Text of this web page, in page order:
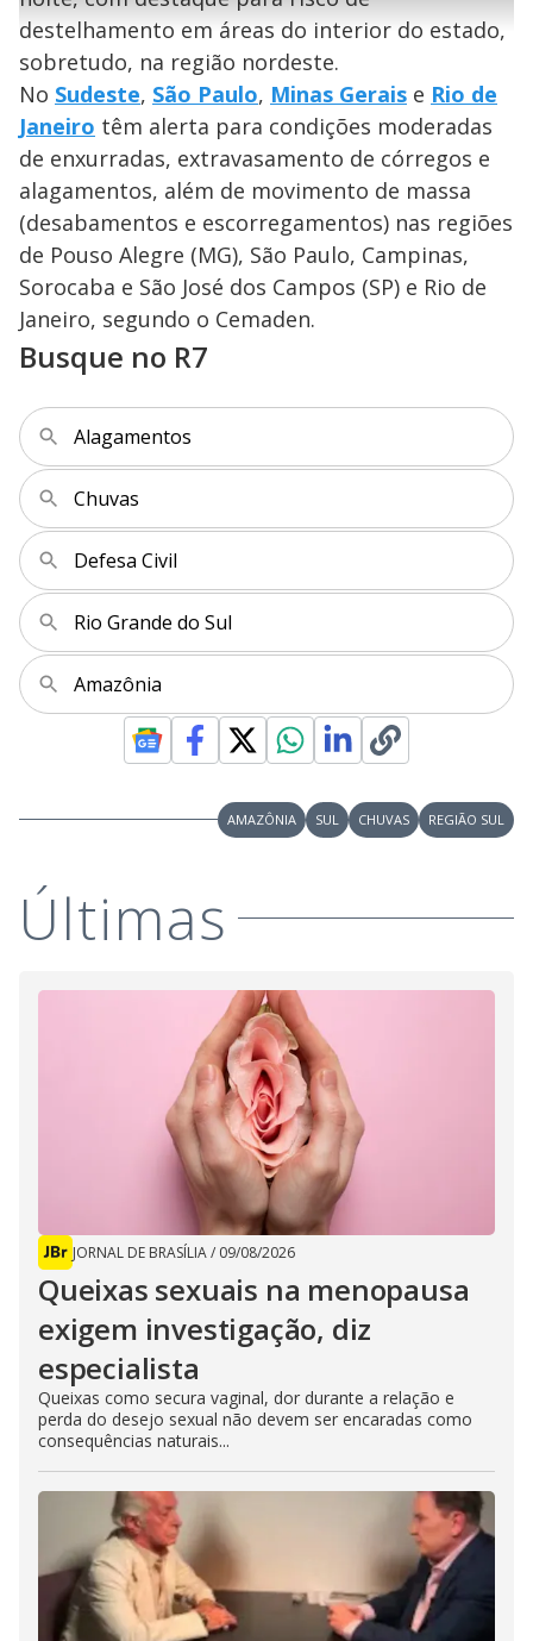
a
y
V
i
d
e
o
n
d
s
g
u
n
o
s
M
u
o
destelhamento em áreas do interior do estado,
sobretudo, na região nordeste.
No Sudeste, São Paulo, Minas Gerais e Rio de
Janeiro têm alerta para condições moderadas
de enxurradas, extravasamento de córregos e
alagamentos, além de movimento de massa
(desabamentos e escorregamentos) nas regiões
de Pouso Alegre (MG), São Paulo, Campinas,
Sorocaba e São José dos Campos (SP) e Rio de
Janeiro, segundo o Cemaden.
Busque no R7
Alagamentos
Chuvas
Defesa Civil
Rio Grande do Sul
Amazônia
AMAZÔNIA SUL CHUVAS REGIÃO SUL
Últimas
JORNAL DE BRASÍLIA/ 09/08/2026
Queixas sexuais na menopausa
exigem investigação, diz
especialista
Queixas como secura vaginal, dor durante a relação e
perda do desejo sexual não devem ser encaradas como
consequências naturais...